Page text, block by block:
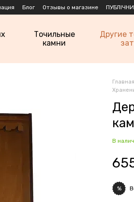
Блог Отзывы о магазине
Точильные
камни
Другие
Главная
В
%